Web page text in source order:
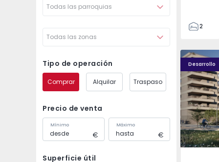
Todas las parroquias
Todas las zonas
Tipo de operación
Comprar Alquilar Traspaso
Precio de venta
Mínimo Máximo
Superficie útil
2
85
85
0
4
Desarrollo
PLENO